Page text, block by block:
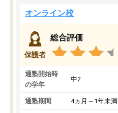
オンライン校
保護者
総合評価
通塾開始時
の学年
中2
通塾期間 4ヵ月～1年未満